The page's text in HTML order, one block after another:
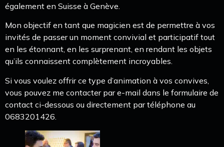
également en Suisse à Genève.
Mon objectif en tant que magicien est de permettre à vos
invités de passer un moment convivial et participatif tout
en les étonnant, en les surprenant, en rendant les objets
qu’ils connaissent complètement incroyables.
Si vous voulez offrir ce type d’animation à vos convives,
vous pouvez me contacter par e-mail dans le formulaire de
contact ci-dessous ou directement par téléphone au
0683201426.